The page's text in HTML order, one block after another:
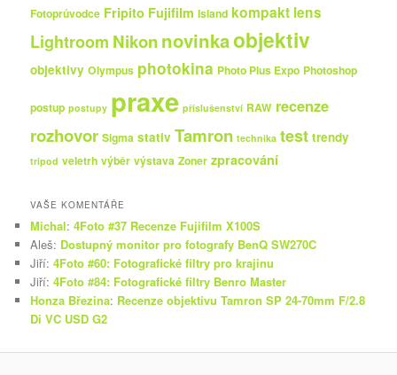
Fotoprůvodce Fripito Fujifilm Island kompakt lens
Lightroom Nikonnovinkaobjektiv
objektivy Olympus photokina Photo Plus Expo Photoshop
postup postupy praxe příslušenství RAW recenze
rozhovor Sigma stativ Tamron technika test trendy
tripod veletrh výběr výstava Zoner zpracování
VAŠE KOMENTÁŘE
Michal:4Foto #37 Recenze Fujifilm X100S
Aleš: Dostupný monitor pro fotografy BenQ SW270C
Jiří:4Foto #60: Fotografické filtry pro krajinu
Jiří:4Foto #84: Fotografické filtry Benro Master
Honza Březina: Recenze objektivu Tamron SP 24-70mm F/2.8
Di VC USD G2